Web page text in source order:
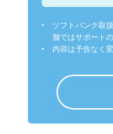
ソフトバンク取
舗ではサポート
内容は予告なく